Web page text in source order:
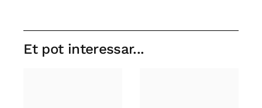
Et pot interessar...